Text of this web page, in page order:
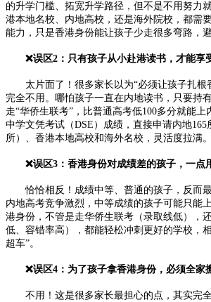
的升学门槛、拓宽升学路径，但不是不用努力
港本地名校、内地高校，还是海外院校，都需
能力，只是香港身份能让孩子少走很多弯路，
❌误区2：只有孩子从小赴港读书，才能享
太片面了！很多家长以为“必须让孩子扎根
完全不用。哪怕孩子一直在内地读书，只要持
走“华侨生联考”，比普通高考低100多分就能
中学文凭考试（DSE）成绩，直接申请内地165
所）、香港本地高校和海外名校，灵活度拉满。
❌误区3：香港身份对成绩差的孩子，一点
恰恰相反！成绩中等、普通的孩子，反而最
内地高考竞争激烈，中等成绩的孩子可能只能
港身份，不管是走华侨生联考（录取线低），
低、容错率高），都能轻松冲刺更好的学校，
超车”。
❌误区4：为了孩子拿香港身份，必须全家
不用！这是很多家长最担心的点，其实完全